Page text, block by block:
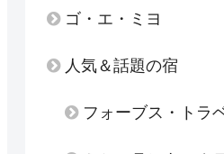
ゴ・エ・ミヨ
人気＆話題の宿
フォーブス・トラ